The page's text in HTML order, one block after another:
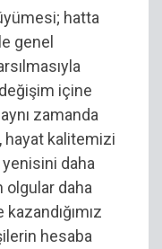
hatta
genel
içine
zamanda
hayat kalitemizi
daha
olgular daha
hesaba